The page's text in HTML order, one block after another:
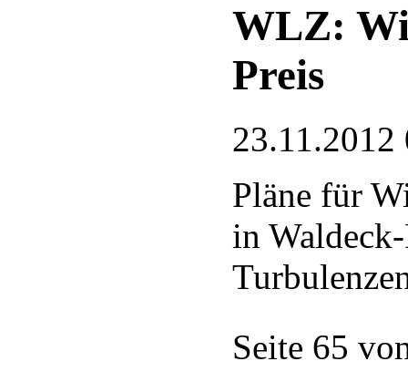
WLZ:
Preis
23.11.2012
Pläne für
in
Seite 65